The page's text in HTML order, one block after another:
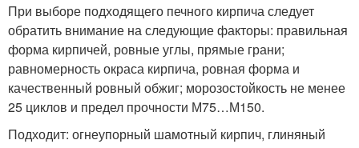
При выборе подходящего печного кирпича следует
обратить внимание на следующие факторы: правильная
форма кирпичей, ровные углы, прямые грани;
равномерность окраса кирпича, ровная форма и
качественный ровный обжиг; морозостойкость не менее
25 циклов и предел прочности М75…М150.
Подходит: огнеупорный шамотный кирпич, глиняный